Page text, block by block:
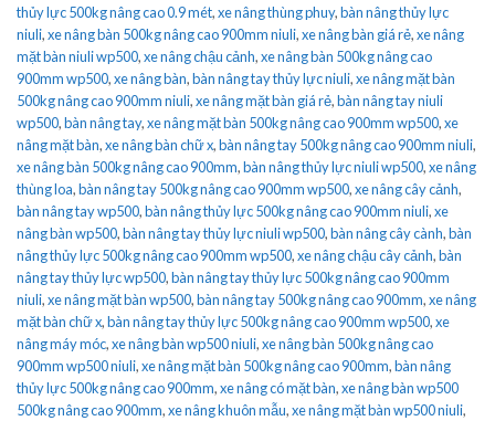
thủy lực 500kg nâng cao 0.9 mét,xe nâng thùng phuy,bàn nâng thủy lực
niuli,xe nâng bàn 500kg nâng cao 900mm niuli,xe nâng bàn giá rẻ,xe nâng
mặt bàn niuli wp500,xe nâng chậu cảnh,xe nâng bàn 500kg nâng cao
900mm wp500,xe nâng bàn,bàn nâng tay thủy lực niuli,xe nâng mặt bàn
500kg nâng cao 900mm niuli,xe nâng mặt bàn giá rẻ,bàn nâng tay niuli
wp500,bàn nâng tay,xe nâng mặt bàn 500kg nâng cao 900mm wp500,xe
nâng mặt bàn,xe nâng bàn chữ x,bàn nâng tay 500kg nâng cao 900mm niuli,
xe nâng bàn 500kg nâng cao 900mm,bàn nâng thủy lực niuli wp500,xe nâng
thùng loa,bàn nâng tay 500kg nâng cao 900mm wp500,xe nâng cây cảnh,
bàn nâng tay wp500,bàn nâng thủy lực 500kg nâng cao 900mm niuli,xe
nâng bàn wp500,bàn nâng tay thủy lực niuli wp500,bàn nâng cây cành,bàn
nâng thủy lực 500kg nâng cao 900mm wp500,xe nâng chậu cây cảnh,bàn
nâng tay thủy lực wp500,bàn nâng tay thủy lực 500kg nâng cao 900mm
niuli,xe nâng mặt bàn wp500,bàn nâng tay 500kg nâng cao 900mm,xe nâng
mặt bàn chữ x,bàn nâng tay thủy lực 500kg nâng cao 900mm wp500,xe
nâng máy móc,xe nâng bàn wp500 niuli,xe nâng bàn 500kg nâng cao
900mm wp500 niuli,xe nâng mặt bàn 500kg nâng cao 900mm,bàn nâng
thủy lực 500kg nâng cao 900mm,xe nâng có mặt bàn,xe nâng bàn wp500
500kg nâng cao 900mm,xe nâng khuôn mẫu,xe nâng mặt bàn wp500 niuli,